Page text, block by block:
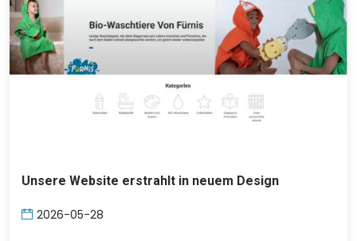
Unsere Website erstrahlt in neuem Design
2026-05-28